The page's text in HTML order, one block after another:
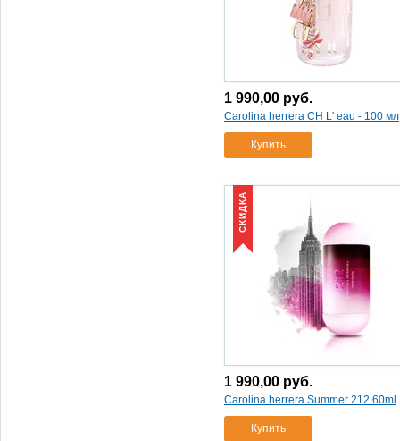
1 990,00 руб.
Carolina herrera CH L' eau - 100 мл
Купить
СКИДКА
1 990,00 руб.
Carolina herrera Summer 212 60ml
Купить